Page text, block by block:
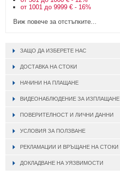
от 1001 до 9999 € - 16%
Виж повече за отстъпките...
ЗАЩО ДА ИЗБЕРЕТЕ НАС
ДОСТАВКА НА СТОКИ
НАЧИНИ НА ПЛАЩАНЕ
ВИДЕОНАБЛЮДЕНИЕ ЗА ИЗПЛАЩАНЕ
ПОВЕРИТЕЛНОСТ И ЛИЧНИ ДАННИ
УСЛОВИЯ ЗА ПОЛЗВАНЕ
РЕКЛАМАЦИИ И ВРЪЩАНЕ НА СТОКИ
ДОКЛАДВАНЕ НА УЯЗВИМОСТИ